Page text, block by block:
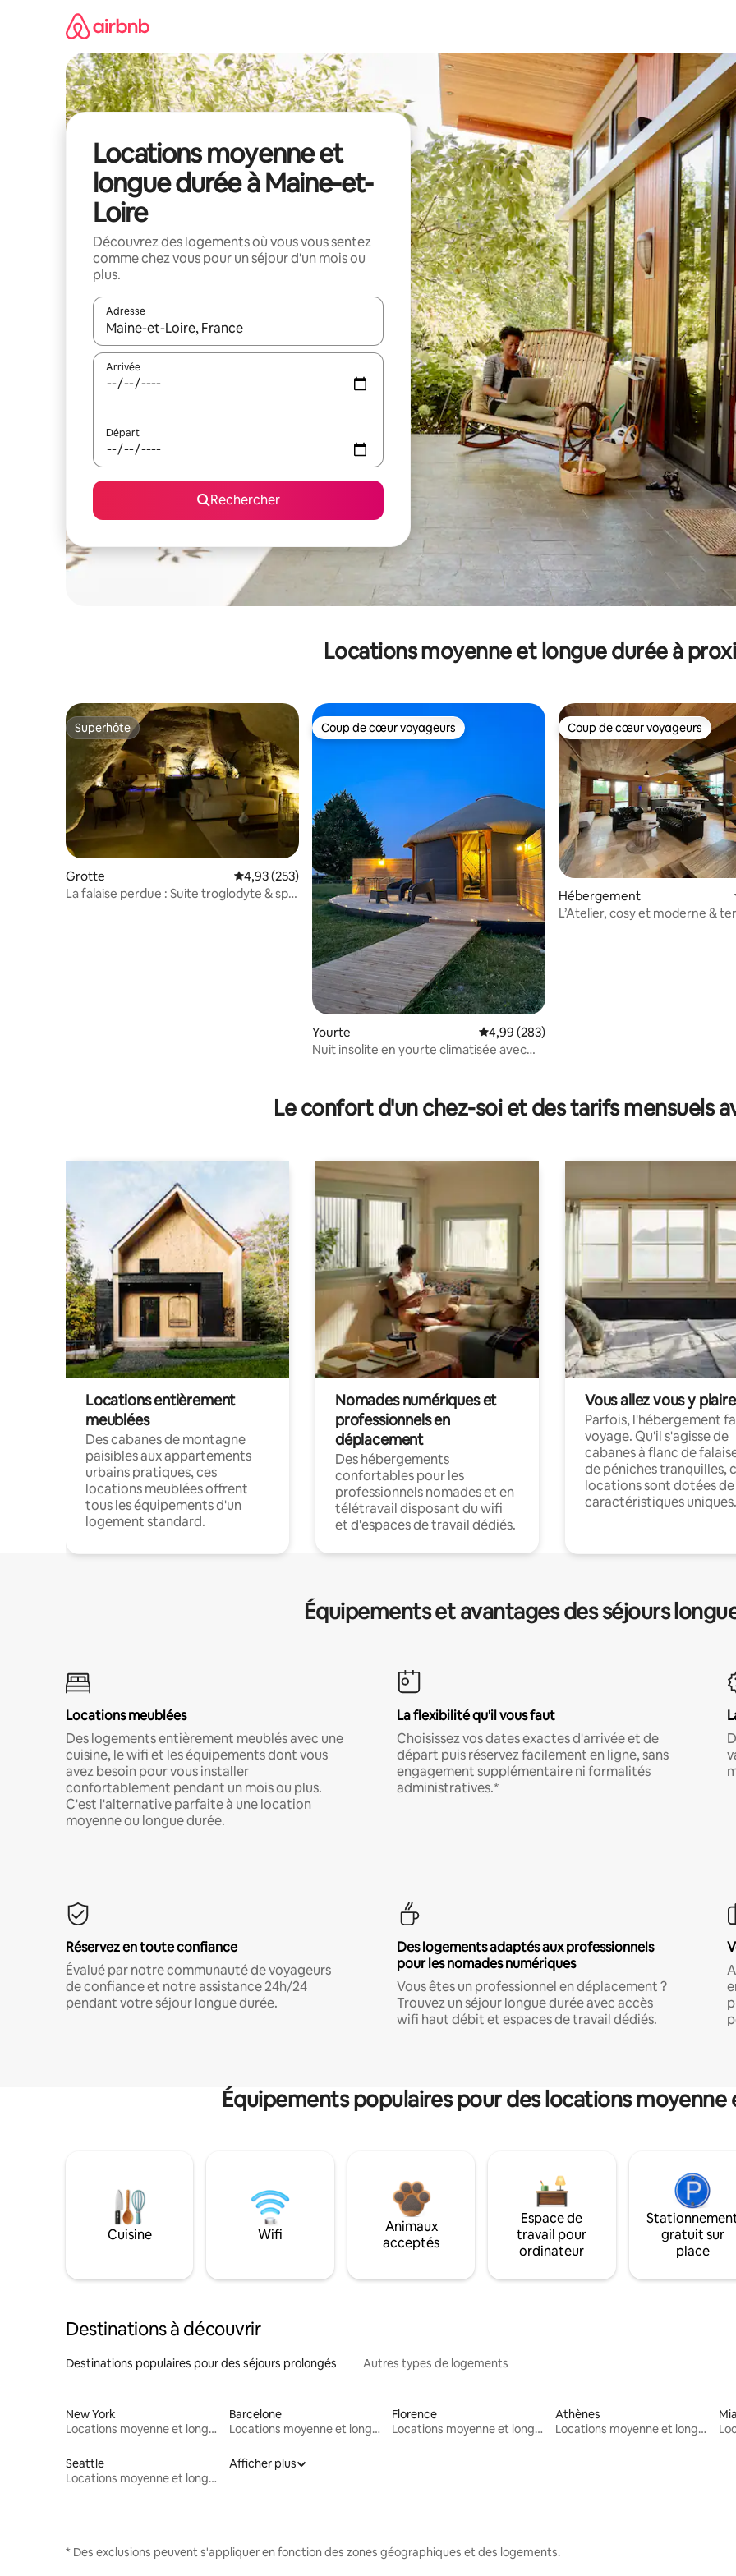
Locations moyenne et
longue durée à Maine-et-
Loire
Découvrez des logements où vous vous sentez
comme chez vous pour un séjour d'un mois ou
plus.
Adresse
Lorsque les résultats s'affichent, utilisez les flèches vers le haut et vers le bas pour les parcourir ou en appuyant et en
Arrivée
Départ
Rechercher
Locations moyenne et longue durée à
Superhôte
Superhôte
Grotte Évaluation moyenne sur la base de 253 commentaires : 4,93 sur 5
4,93 (253)
La falaise perdue : Suite troglodyte & spa
Coup de cœur voyageurs
Coup de cœur voyageurs
Yourte Évaluation moyenne sur la base de 283
4,99 (283)
Nuit insolite en yourte climatisée avec
Coup de cœur voyageurs
Coup de cœur voyageurs
Hébergement
L’Atelier, cosy et moderne &
Le confort d'un chez-soi et des tarifs mensuels
Locations entièrement
meublées
Des cabanes de montagne
paisibles aux appartements
urbains pratiques, ces
locations meublées offrent
tous les équipements d'un
logement standard.
Nomades numériques et
professionnels en
déplacement
Des hébergements
confortables pour les
professionnels nomades et en
télétravail disposant du wifi
et d'espaces de travail dédiés.
Vous allez vous y plaire
Parfois, l'hébergement
voyage. Qu'il s'agisse de
cabanes à flanc de
de péniches tranquilles,
locations sont dotées de
caractéristiques uniques.
Équipements et avantages des séjours
Locations meublées
Des logements entièrement meublés avec une
cuisine, le wifi et les équipements dont vous
avez besoin pour vous installer
confortablement pendant un mois ou plus.
C'est l'alternative parfaite à une location
moyenne ou longue durée.
La flexibilité qu'il vous faut
Choisissez vos dates exactes d'arrivée et de
départ puis réservez facilement en ligne, sans
engagement supplémentaire ni formalités
administratives.*
Réservez en toute confiance
Évalué par notre communauté de voyageurs
de confiance et notre assistance 24h/24
pendant votre séjour longue durée.
Des logements adaptés aux professionnels
pour les nomades numériques
Vous êtes un professionnel en déplacement ?
Trouvez un séjour longue durée avec accès
wifi haut débit et espaces de travail dédiés.
Équipements populaires pour des locations
Cuisine Wifi
Animaux
acceptés
Espace de
travail pour
ordinateur
gratuit sur
place
Destinations à découvrir
Destinations populaires pour des séjours prolongés Autres types de logements
New York
Locations moyenne et longue durée
Barcelone
Locations moyenne et longue durée
Florence
Locations moyenne et longue durée
Athènes
Locations moyenne et longue durée
Seattle
Locations moyenne et longue durée
Afficher plus
* Des exclusions peuvent s'appliquer en fonction des zones géographiques et des logements.